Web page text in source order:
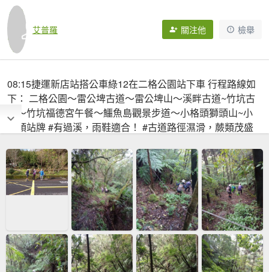
艾普羅 關注他 檢舉
08:15捷運新店站搭公車綠12在二格公園站下車 行程路線如
下： 二格公園～雷公埤古道～雷公埤山～溪畔古道~竹坑古
道～竹坑福德宮午餐～鱷魚島觀景步道～小格頭獅頭山~小
格頭站牌 #有過溪，雨鞋適合！ #古道路徑濕滑，蕨類茂盛